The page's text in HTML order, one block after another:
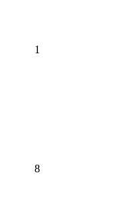
1
8